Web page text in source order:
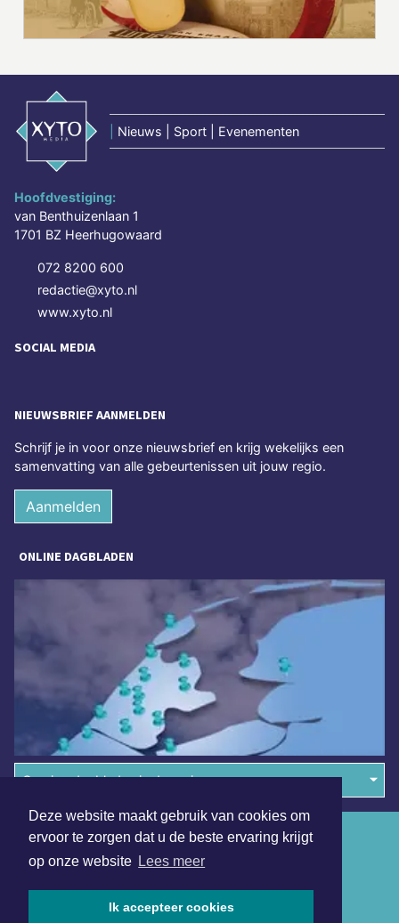
Deze website maakt gebruik van cookies om
ervoor te zorgen dat u de beste ervaring krijgt
op onze website Lees meer
Ik accepteer cookies
Nieuws | Sport | Evenementen
Hoofdvestiging:
van Benthuizenlaan 1
1701 BZ Heerhugowaard
072 8200 600
redactie@xyto.nl
www.xyto.nl
SOCIAL MEDIA
NIEUWSBRIEF AANMELDEN
Schrijf je in voor onze nieuwsbrief en krijg wekelijks een
samenvatting van alle gebeurtenissen uit jouw regio.
Aanmelden
ONLINE DAGBLADEN
Overige dagbladen in de regio
Algemene voorwaarden
Disclaimer